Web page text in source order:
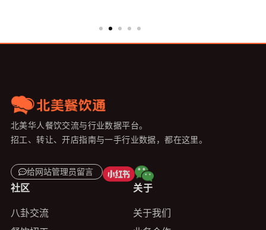
北美华人餐饮交流与行业数据平台。
招工、转让、开店指南与一手行业数据，都在这里。
给网站管理员留言
社区
八卦交流
关于
关于我们